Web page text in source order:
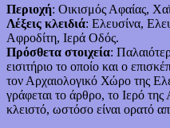
Περιοχή: Οικισμός Αφαίας,
Λέξεις κλειδιά: Ελευσίνα,
Αφροδίτη, Ιερά Οδός.
Πρόσθετα στοιχεία:
εισιτήριο το οποίο και ο
τον Αρχαιολογικό Χώρο της
γράφεται το άρθρο, το Ιερό
κλειστό, ωστόσο είναι ορατό